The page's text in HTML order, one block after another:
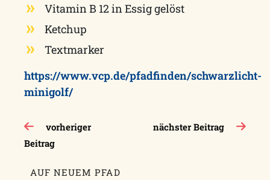
Vitamin B 12 in Essig gelöst
Ketchup
Textmarker
https://www.vcp.de/pfadfinden/schwarzlicht-
minigolf/
Beitragsnavigation
vorheriger
Beitrag
nächster Beitrag
AUF NEUEM PFAD